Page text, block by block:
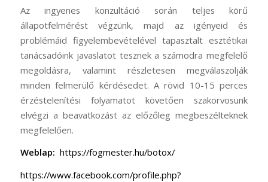
Az ingyenes konzultáció során teljes körű
állapotfelmérést végzünk, majd az igényeid és
problémáid figyelembevételével tapasztalt esztétikai
tanácsadóink javaslatot tesznek a számodra megfelelő
megoldásra, valamint részletesen megválaszolják
minden felmerülő kérdésedet. A rövid 10-15 perces
érzéstelenítési folyamatot követően szakorvosunk
elvégzi a beavatkozást az előzőleg megbeszélteknek
megfelelően.
Weblap: https://fogmester.hu/botox/
https://www.facebook.com/profile.php?